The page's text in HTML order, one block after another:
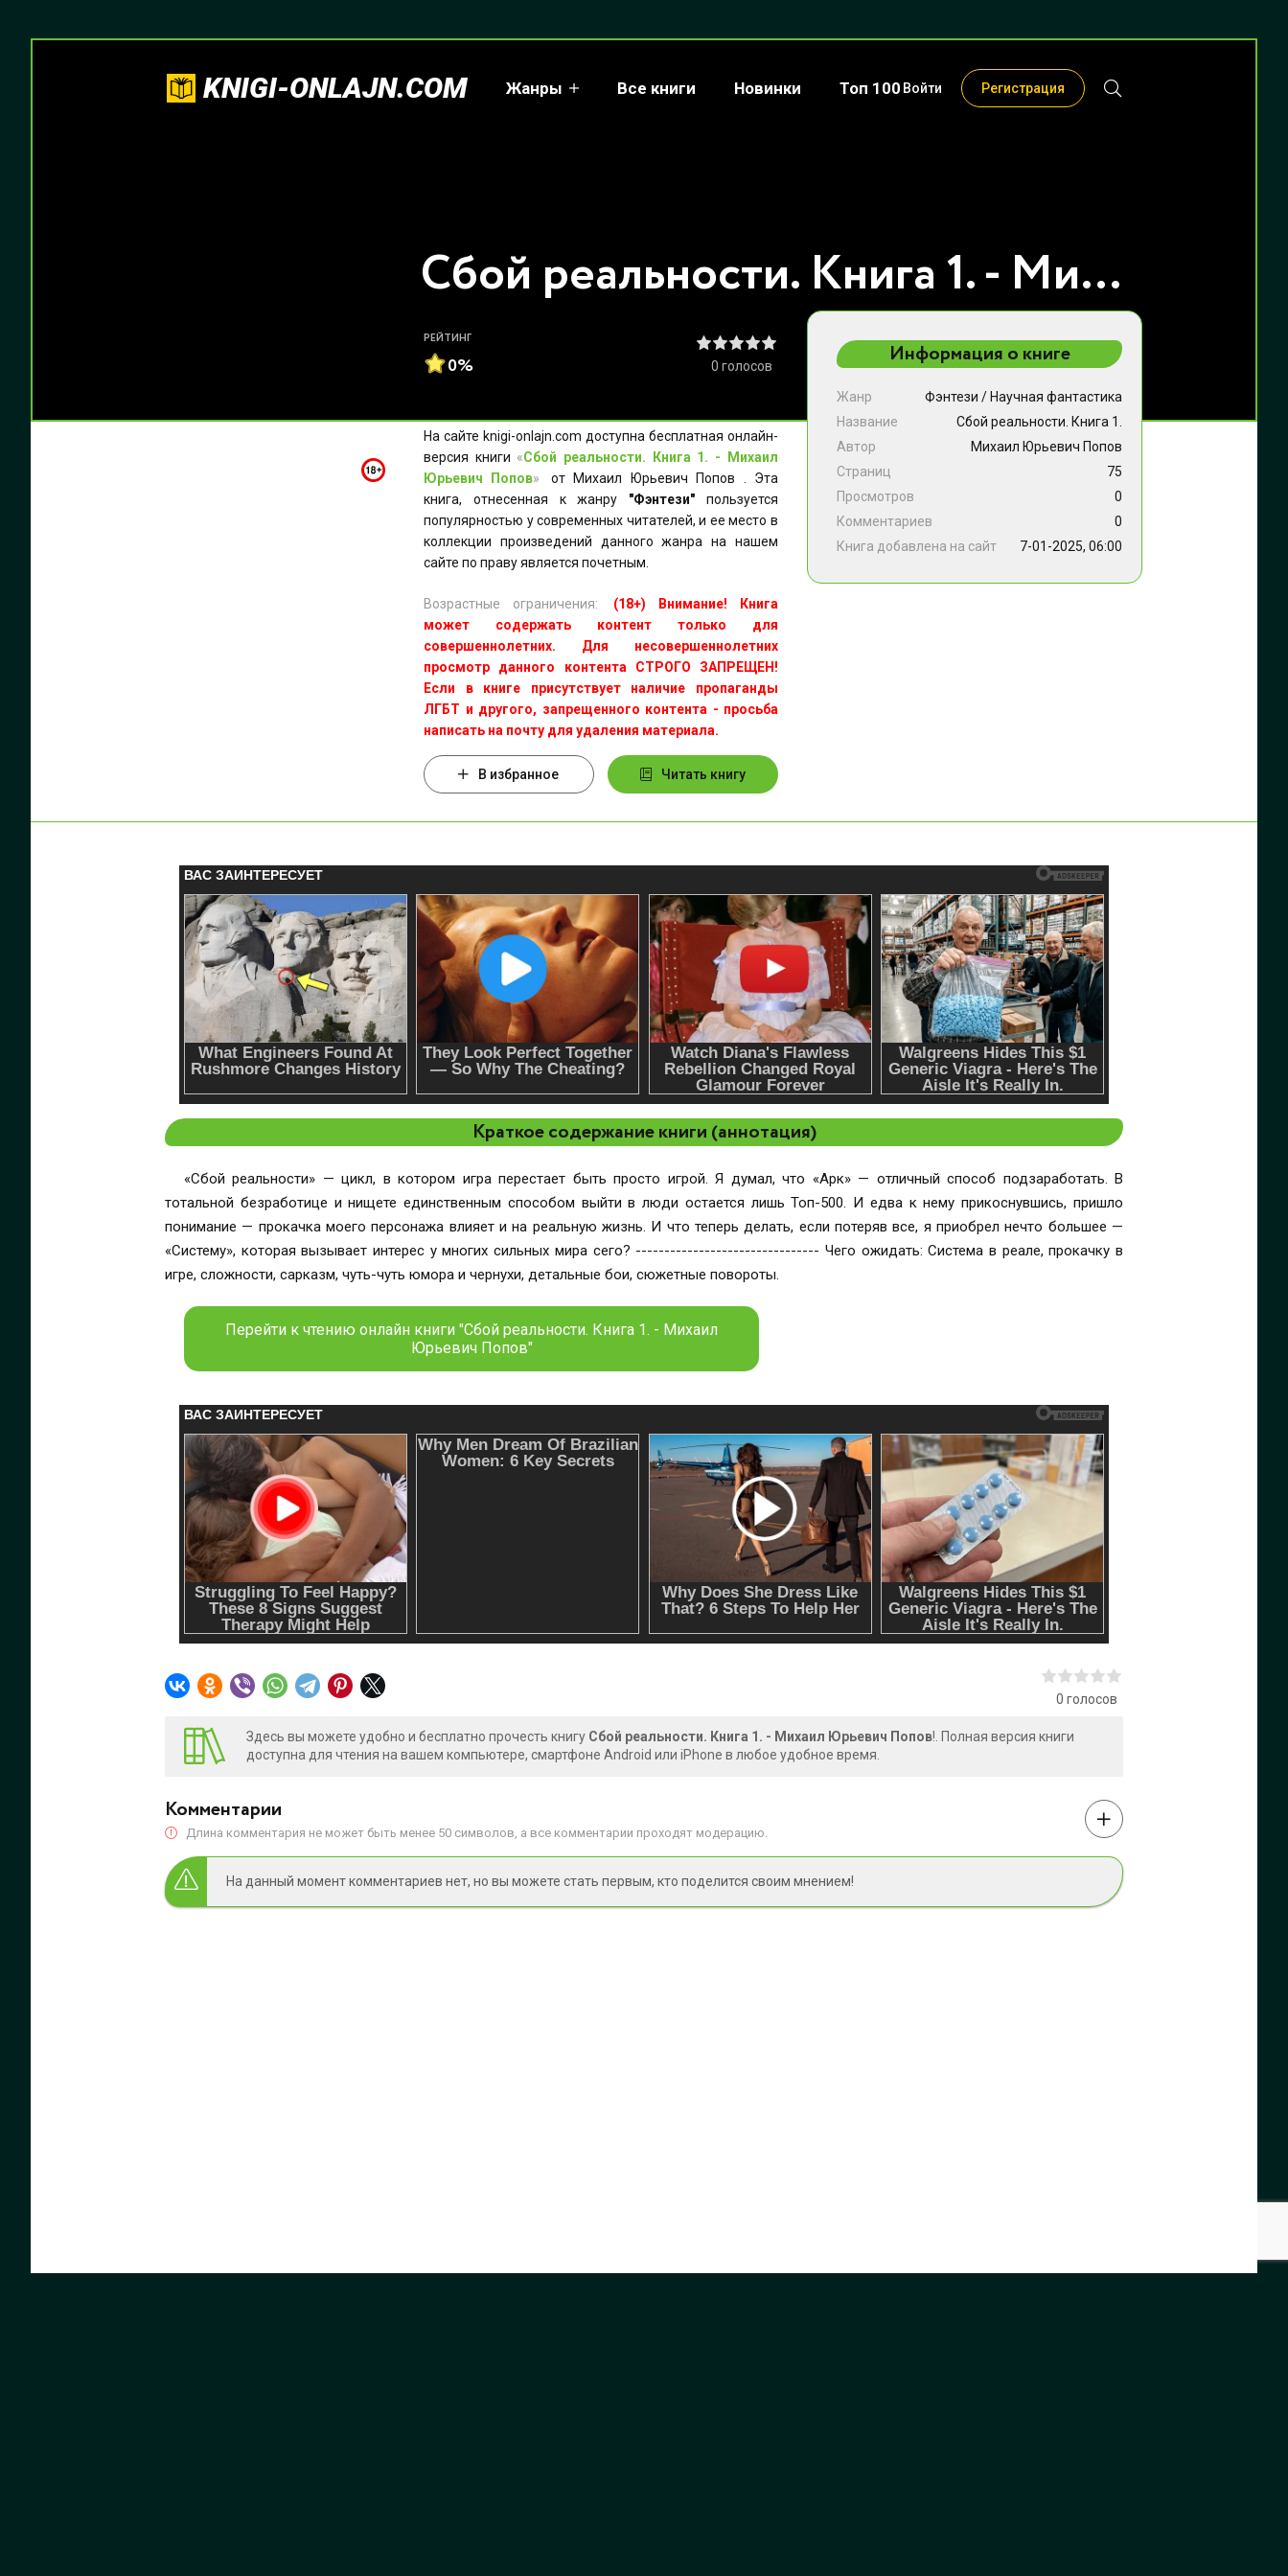
KNIGI-ONLAJN.COM Жанры Все книги Новинки Топ 100 Войти Регистрация
Сбой реальности. Книга 1. - Михаил Юрьевич Попов
РЕЙТИНГ
0% 0 голосов
На сайте knigi-onlajn.com доступна бесплатная онлайн-
версия книги «Сбой реальности. Книга 1. - Михаил
Юрьевич Попов»
от Михаил Юрьевич Попов . Эта
книга, отнесенная к жанру "Фэнтези" пользуется
популярностью у современных читателей, и ее место в
коллекции произведений данного жанра на нашем
сайте по праву является почетным.
Возрастные ограничения:
(18+) Внимание! Книга
может содержать контент только для
совершеннолетних. Для несовершеннолетних
просмотр данного контента СТРОГО ЗАПРЕЩЕН!
Если в книге присутствует наличие пропаганды
ЛГБТ и другого, запрещенного контента - просьба
написать на почту для удаления материала.
В избранное Читать книгу
Информация о книге
Жанр Фэнтези / Научная фантастика
Название
Сбой реальности. Книга 1.
Автор
Михаил Юрьевич Попов
Страниц
75
Просмотров
0
Комментариев
0
Книга добавлена на сайт
7-01-2025, 06:00
Краткое содержание книги (аннотация)
«Сбой реальности» — цикл, в котором игра перестает быть просто игрой. Я думал, что «Арк» — отличный способ подзаработать. В
тотальной безработице и нищете единственным способом выйти в люди остается лишь Топ-500. И едва к нему прикоснувшись, пришло
понимание — прокачка моего персонажа влияет и на реальную жизнь. И что теперь делать, если потеряв все, я приобрел нечто большее —
«Систему», которая вызывает интерес у многих сильных мира сего? -------------------------------- Чего ожидать: Система в реале, прокачку в
игре, сложности, сарказм, чуть-чуть юмора и чернухи, детальные бои, сюжетные повороты.
Перейти к чтению онлайн книги "Сбой реальности. Книга 1. - Михаил
Юрьевич Попов"
0 голосов
Здесь вы можете удобно и бесплатно прочесть книгу Сбой реальности. Книга 1. - Михаил Юрьевич Попов!. Полная версия книги
доступна для чтения на вашем компьютере, смартфоне Android или iPhone в любое удобное время.
Комментарии
Длина комментария не может быть менее 50 символов, а все комментарии проходят модерацию.
На данный момент комментариев нет, но вы можете стать первым, кто поделится своим мнением!